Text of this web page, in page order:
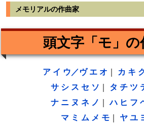
メモリアルの作曲家
頭文字「モ」の
ア イ ウ／ヴ エ オ カ キ
サ シ ス セ ソ タ チ ツ
ナ ニ ヌ ネ ノ ｜ハ ヒ フ
マ ミ ム メ モ｜ ヤ ユ